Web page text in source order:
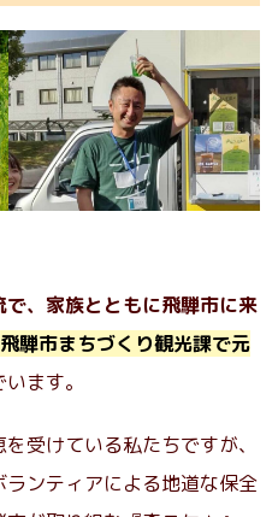
、家族とともに飛騨市に来
飛騨市まちづくり観光課で元
ます。
受けている私たちですが、
ンティアによる地道な保全